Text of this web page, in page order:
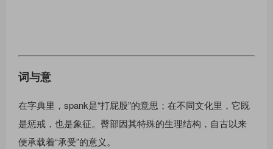
词与意
在字典里，spank是“打屁股”的意思；在不同文化里，它既
是惩戒，也是象征。臀部因其特殊的生理结构，自古以来
便承载着“承受”的意义。